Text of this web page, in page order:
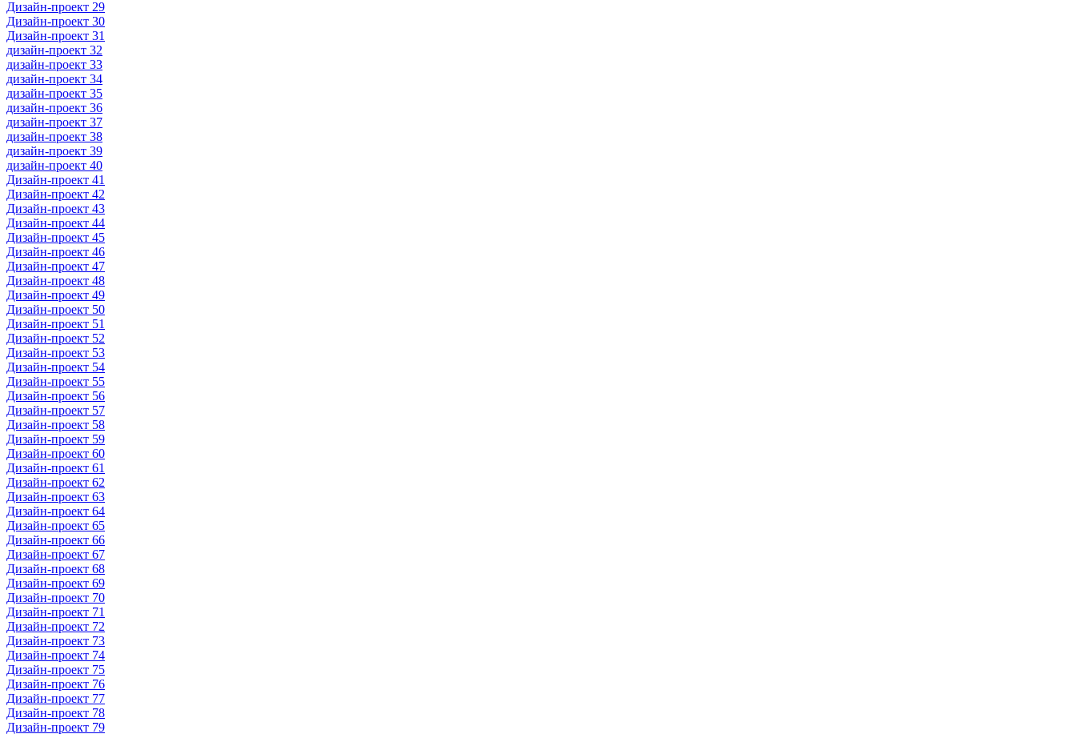
Дизайн-проект 29
Дизайн-проект 30
Дизайн-проект 31
дизайн-проект 32
дизайн-проект 33
дизайн-проект 34
дизайн-проект 35
дизайн-проект 36
дизайн-проект 37
дизайн-проект 38
дизайн-проект 39
дизайн-проект 40
Дизайн-проект 41
Дизайн-проект 42
Дизайн-проект 43
Дизайн-проект 44
Дизайн-проект 45
Дизайн-проект 46
Дизайн-проект 47
Дизайн-проект 48
Дизайн-проект 49
Дизайн-проект 50
Дизайн-проект 51
Дизайн-проект 52
Дизайн-проект 53
Дизайн-проект 54
Дизайн-проект 55
Дизайн-проект 56
Дизайн-проект 57
Дизайн-проект 58
Дизайн-проект 59
Дизайн-проект 60
Дизайн-проект 61
Дизайн-проект 62
Дизайн-проект 63
Дизайн-проект 64
Дизайн-проект 65
Дизайн-проект 66
Дизайн-проект 67
Дизайн-проект 68
Дизайн-проект 69
Дизайн-проект 70
Дизайн-проект 71
Дизайн-проект 72
Дизайн-проект 73
Дизайн-проект 74
Дизайн-проект 75
Дизайн-проект 76
Дизайн-проект 77
Дизайн-проект 78
Дизайн-проект 79